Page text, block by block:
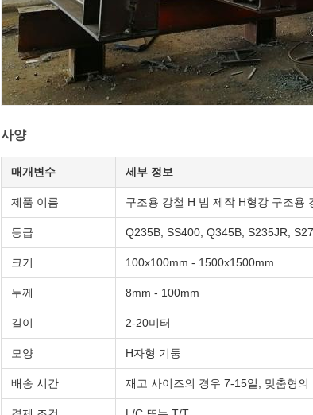
사양
매개변수 세부 정보
제품 이름 구조용 강철 H 빔 제작 H형강 구조용
등급 Q235B, SS400, Q345B, S235JR,
크기 100x100mm - 1500x1500mm
두께 8mm - 100mm
길이 2-20미터
모양 H자형 기둥
배송 시간 재고 사이즈의 경우 7-15일, 맞춤형의